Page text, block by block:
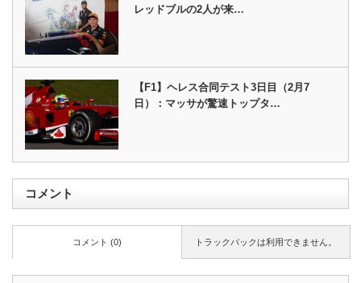
レッドブルの2人が来…
【F1】ヘレス合同テスト3日目（2月7
日）：マッサが驚速トップタ…
コメント
トラックバックは利用できません。
コメント (0)